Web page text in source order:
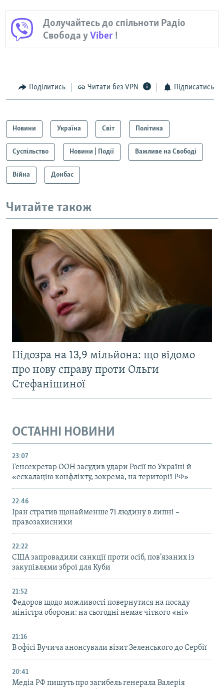
Долучайтесь до спільноти Радіо
Свобода уViber !
Поділитись Читати без VPN Підписатись
Новини Україна Світ Політика
Суспільство Новини | Події Важливе на Свободі
Війна Донбас
Читайте також
Підозра на 13,9 мільйона: що відомо
про нову справу проти Ольги
Стефанішиної
ОСТАННІ НОВИНИ
23:07
Генсекретар ООН засудив удари Росії по Україні й
«ескалацію конфлікту, зокрема, на території РФ»
22:46
Іран стратив щонайменше 71 людину в липні –
правозахисники
22:22
США запровадили санкції проти осіб, пов’язаних із
закупівлями зброї для Куби
21:52
Федоров щодо можливості повернутися на посаду
міністра оборони: на сьогодні немає чіткого «ні»
21:16
В офісі Вучича анонсували візит Зеленського до Сербії
20:41
Медіа РФ пишуть про загибель генерала Валерія